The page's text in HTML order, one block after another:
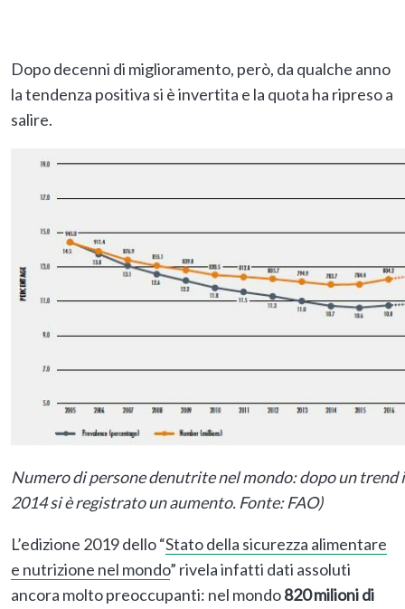
Dopo decenni di miglioramento, però, da qualche anno
la tendenza positiva si è invertita e la quota ha ripreso a
salire.
Numero di persone denutrite nel mondo: dopo un trend
2014 si è registrato un aumento. Fonte: FAO)
L’edizione 2019 dello “Stato della sicurezza alimentare
e nutrizione nel mondo” rivela infatti dati assoluti
ancora molto preoccupanti: nel mondo820 milioni di